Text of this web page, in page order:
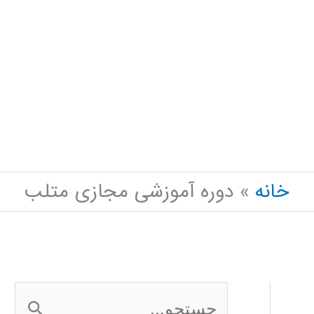
خانه
دوره آموزشی مجازی متلب